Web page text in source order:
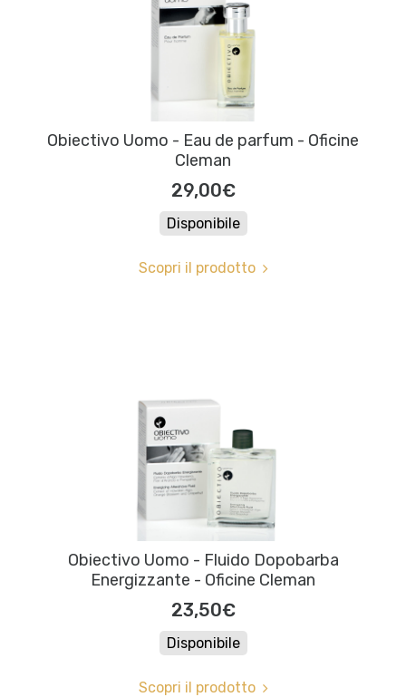
Obiectivo Uomo - Eau de parfum - Oficine
Cleman
29,00€
Disponibile
Scopri il prodotto
Obiectivo Uomo - Fluido Dopobarba
Energizzante - Oficine Cleman
23,50€
Disponibile
Scopri il prodotto